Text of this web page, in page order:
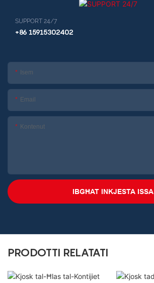
SUPPORT 24/7
+86 15915302402
Isem
Email
Kontenut
IBGĦAT INKJESTA ISSA
PRODOTTI RELATATI